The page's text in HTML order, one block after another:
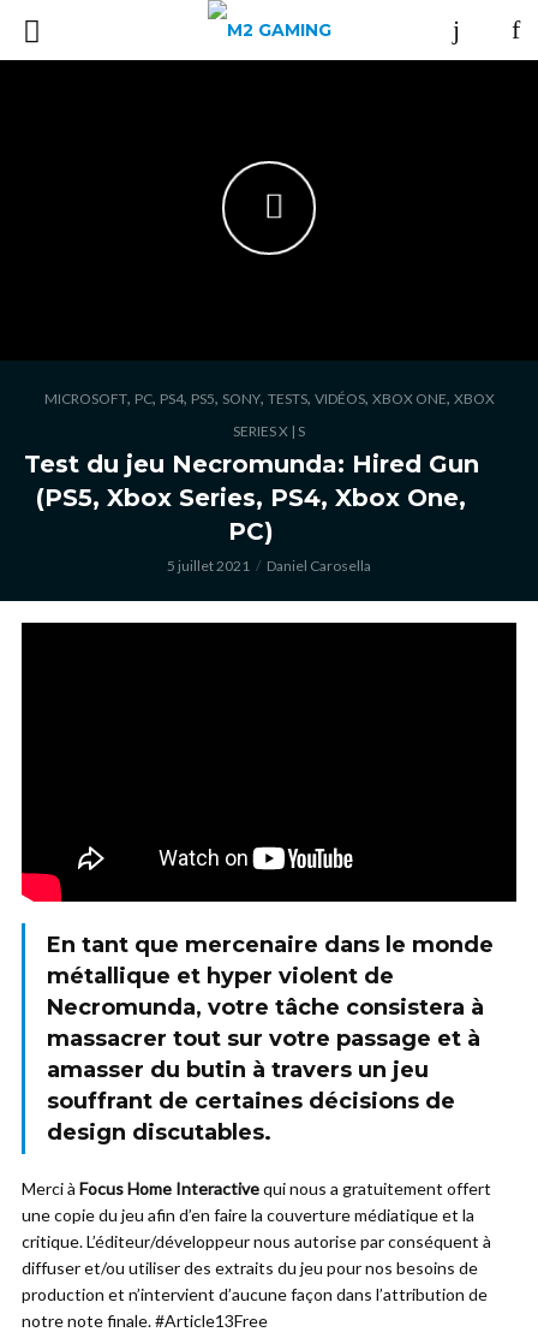
MICROSOFT, PC, PS4, PS5, SONY, TESTS, VIDÉOS, XBOX ONE, XBOX
SERIES X | S
Test du jeu Necromunda: Hired Gun
(PS5, Xbox Series, PS4, Xbox One,
PC)
5 juillet 2021 Daniel Carosella
En tant que mercenaire dans le monde
métallique et hyper violent de
Necromunda, votre tâche consistera à
massacrer tout sur votre passage et à
amasser du butin à travers un jeu
souffrant de certaines décisions de
design discutables.
Merci à Focus Home Interactivequi nous a gratuitement offert
une copie du jeu afin d’en faire la couverture médiatique et la
critique. L’éditeur/développeur nous autorise par conséquent à
diffuser et/ou utiliser des extraits du jeu pour nos besoins de
production et n’intervient d’aucune façon dans l’attribution de
notre note finale. #Article13Free